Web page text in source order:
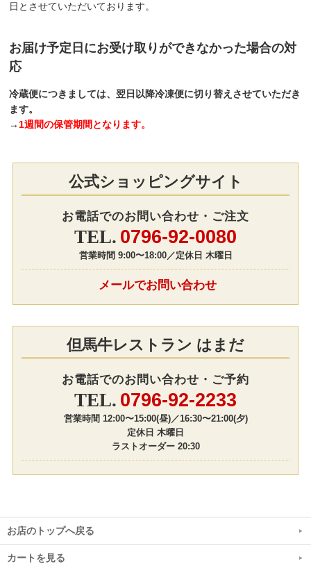
日とさせていただいております。
お届け予定日にお受け取りができなかった場合の対
応
冷蔵便につきましては、翌日以降冷凍便に切り替えさせていただき
ます。
→ 1週間の保管期間となります。
公式ショッピングサイト
お電話でのお問い合わせ・ご注文
0796-92-0080
営業時間 9:00〜18:00／定休日 木曜日
メールでお問い合わせ
但馬牛レストラン はまだ
お電話でのお問い合わせ・ご予約
0796-92-2233
営業時間 12:00〜15:00(昼)／16:30〜21:00(夕)
定休日 木曜日
ラストオーダー 20:30
お店のトップへ戻る
カートを見る